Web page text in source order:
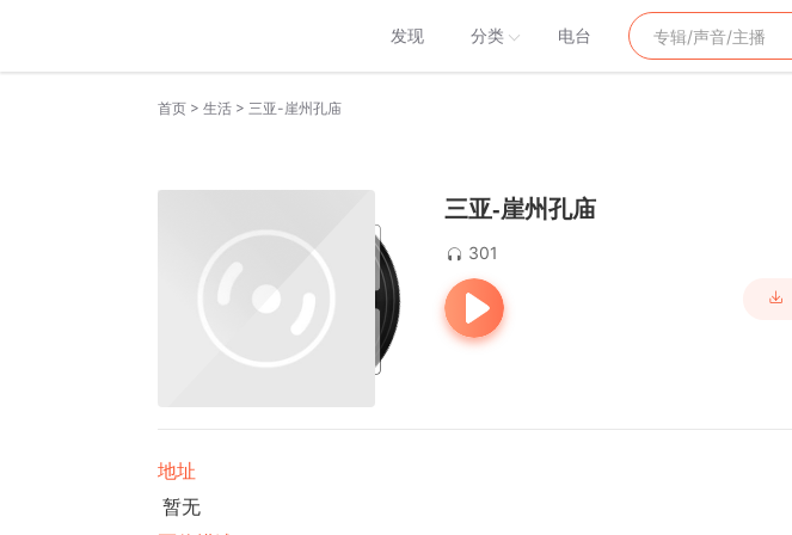
发现 分类 电台
首页 > 生活 > 三亚-崖州孔庙
三亚-崖州孔庙
301
地址
暂无